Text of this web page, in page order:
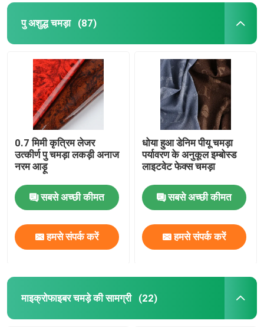
पु अशुद्ध चमड़ा (87)
0.7 मिमी कृत्रिम लेजर
उत्कीर्ण पु चमड़ा लकड़ी अनाज
नरम आड़ू
सबसे अच्छी कीमत
हमसे संपर्क करें
धोया हुआ डेनिम पीयू चमड़ा
पर्यावरण के अनुकूल इम्बोस्ड
लाइटवेट फेक्स चमड़ा
सबसे अच्छी कीमत
हमसे संपर्क करें
माइक्रोफाइबर चमड़े की सामग्री (22)